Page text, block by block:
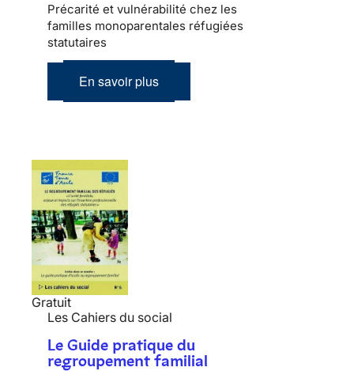
Précarité et vulnérabilité chez les
familles monoparentales réfugiées
statutaires
En savoir plus
Gratuit
Les Cahiers du social
Le Guide pratique du
regroupement familial